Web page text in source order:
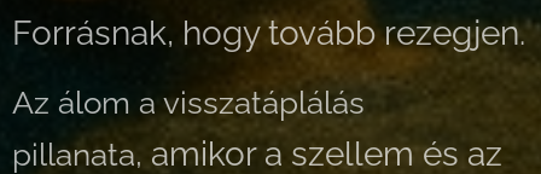
Forrásnak, hogy tovább rezegjen.
Az álom a visszatáplálás
pillanata, amikor a szellem és az